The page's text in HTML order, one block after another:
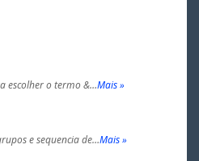
escolher o termo &…Mais »
e sequencia de…Mais »